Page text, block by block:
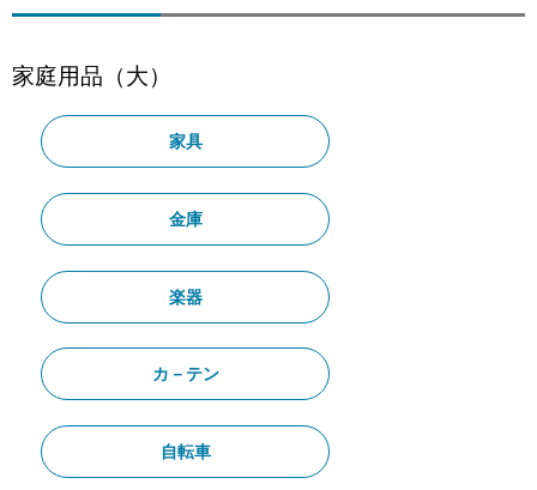
家庭用品（大）
家具
金庫
楽器
カ－テン
自転車